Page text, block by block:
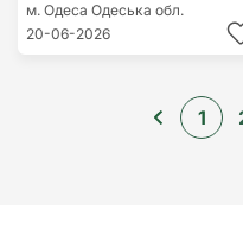
м. Одеса Одеська обл.
20-06-2026
1